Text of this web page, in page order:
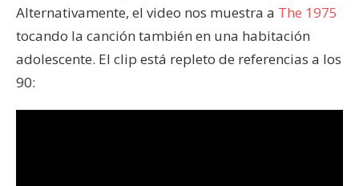
Alternativamente, el video nos muestra a The 1975
tocando la canción también en una habitación
adolescente. El clip está repleto de referencias a los
90: